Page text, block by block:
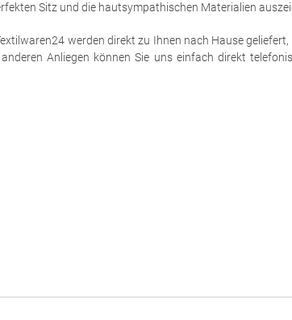
Sitz und die hautsympathischen Materialien
werden direkt zu Ihnen nach Hause geliefert,
Anliegen können Sie uns einfach direkt